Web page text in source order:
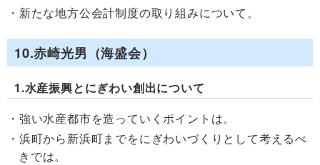
新たな地方公会計制度の取り組みについて。
10.赤崎光男（海盛会）
1.水産振興とにぎわい創出について
強い水産都市を造っていくポイントは。
浜町から新浜町までをにぎわいづくりとして考えるべ
きでは。